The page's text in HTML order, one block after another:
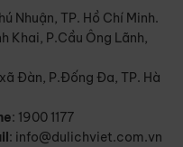
Nhuận, TP. Hồ Chí Minh.
Khai, P.Cầu Ông Lãnh,
Đàn, P.Đống Đa, TP. Hà
: 1900 1177
: info@dulichviet.com.vn